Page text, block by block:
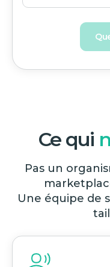
Ce qui
Pas un
Une équipe de